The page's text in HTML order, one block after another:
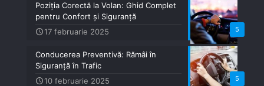
5
Poziția Corectă la Volan: Ghid Complet
pentru Confort și Siguranță
17 februarie 2025
5
Conducerea Preventivă: Rămâi în
Siguranță în Trafic
10 februarie 2025